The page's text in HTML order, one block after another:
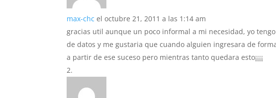
max-chc el octubre 21, 2011 a las 1:14 am
gracias util aunque un poco informal a mi necesidad, yo
de datos y me gustaria que cuando alguien ingresara de
a partir de ese suceso pero mientras tanto quedara esto¡¡¡¡